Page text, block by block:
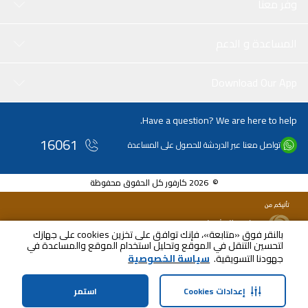
بالنقر فوق «متابعة»، فإنك توافق على تخزين cookies على جهازك
لتحسين التنقل في الموقع وتحليل استخدام الموقع والمساعدة في
جهودنا التسويقية. سياسة الخصوصية
استمر إعدادات Cookies
Scheduled
الثلاثاء, أغسطس 11th -
الخميس, أغسطس 13th
Have a question? We are here to help.
تواصل معنا عبر الدردشة للحصول على المساعدة 16061
© 2026 كارفور كل الحقوق محفوظة